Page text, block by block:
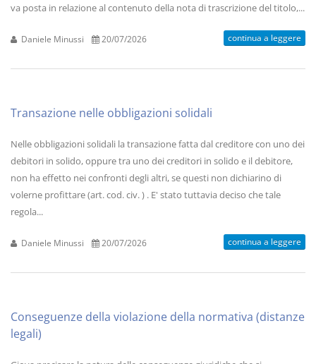
va posta in relazione al contenuto della nota di trascrizione del titolo,...
Daniele Minussi 20/07/2026 continua a leggere
Transazione nelle obbligazioni solidali
Nelle obbligazioni solidali la transazione fatta dal creditore con uno dei
debitori in solido, oppure tra uno dei creditori in solido e il debitore,
non ha effetto nei confronti degli altri, se questi non dichiarino di
volerne profittare (art. cod. civ. ) . E' stato tuttavia deciso che tale
regola...
Daniele Minussi 20/07/2026 continua a leggere
Conseguenze della violazione della normativa (distanze
legali)